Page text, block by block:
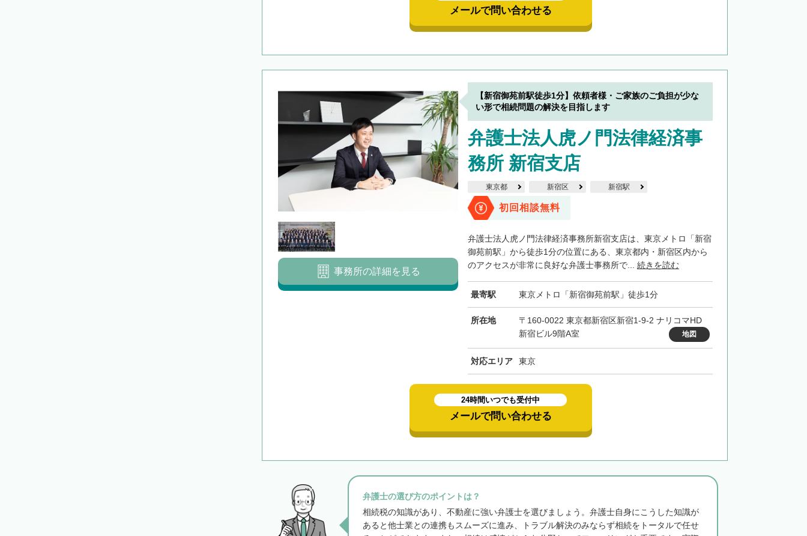
メールで問い合わせる
【新宿御苑前駅徒歩1分】依頼者様・ご家族のご負担が少な
い形で相続問題の解決を目指します
弁護士法人虎ノ門法律経済事
務所 新宿支店
東京都 新宿区 新宿駅
初回相談無料
弁護士法人虎ノ門法律経済事務所新宿支店は、東京メトロ「新宿
御苑前駅」から徒歩1分の位置にある、東京都内・新宿区内から
のアクセスが非常に良好な弁護士事務所で... 続きを読む
最寄駅 東京メトロ「新宿御苑前駅」徒歩1分
所在地
〒160-0022 東京都新宿区新宿1-9-2 ナリコマHD
新宿ビル9階A室
地図
対応エリア 東京
事務所の詳細を見る
24時間いつでも受付中
メールで問い合わせる
弁護士の選び方のポイントは？
相続税の知識があり、不動産に強い弁護士を選びましょう。弁護士自身にこうした知識が
あると他士業との連携もスムーズに進み、トラブル解決のみならず相続をトータルで任せ